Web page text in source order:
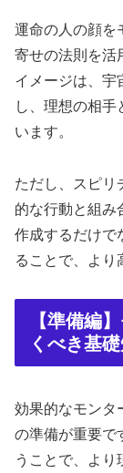
運命の人の顔を
寄せの法則を活
イメージは、宇
し、理想の相手
います。
ただし、スピリ
的な行動と組み
作成するだけで
ることで、より
【準備編
くべき基
効果的なモンタ
の準備が重要で
うことで、より